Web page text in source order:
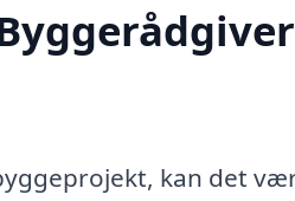
kan det